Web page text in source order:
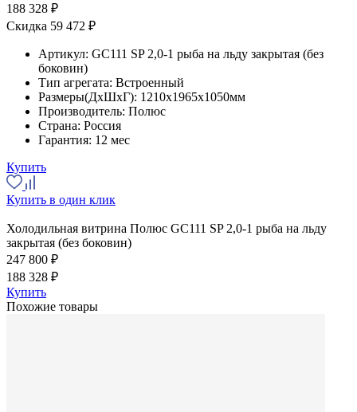
188 328 ₽
Скидка 59 472 ₽
Артикул: GC111 SP 2,0-1 рыба на льду закрытая (без
боковин)
Тип агрегата: Встроенный
Размеры(ДхШхГ): 1210x1965x1050мм
Производитель: Полюс
Страна: Россия
Гарантия: 12 мес
Купить
Купить в один клик
Холодильная витрина Полюс GC111 SP 2,0-1 рыба на льду
закрытая (без боковин)
247 800 ₽
188 328 ₽
Купить
Похожие товары